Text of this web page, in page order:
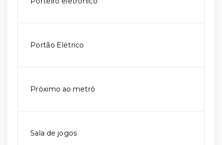
Portão Elétrico
Próximo ao metrô
Sala de jogos